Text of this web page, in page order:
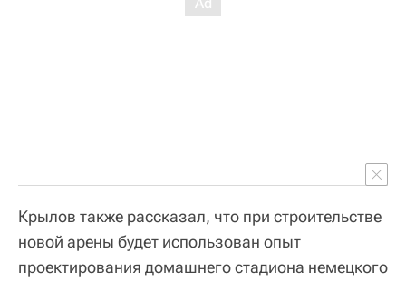
Крылов также рассказал, что при строительстве
новой арены будет использован опыт
проектирования домашнего стадиона немецкого